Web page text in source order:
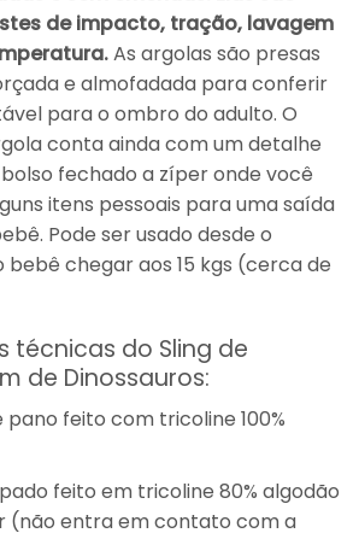
de impacto, tração, lavagem
As argolas são presas
e almofadada para conferir
para o ombro do adulto. O
conta ainda com um detalhe
fechado a zíper onde você
itens pessoais para uma saída
Pode ser usado desde o
chegar aos 15 kgs (cerca de
técnicas do Sling de
de Dinossauros:
feito com tricoline 100%
feito em tricoline 80% algodão
(não entra em contato com a